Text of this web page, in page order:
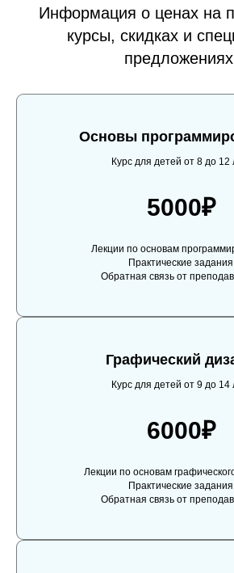
Информация о ценах на
курсы, скидках и
Основы
Курс для детей от 8 до 12
5000₽
Лекции по основам
Практические задания
Обратная связь от
Графический
Курс для детей от 9 до 14
6000₽
Лекции по основам
Практические задания
Обратная связь от